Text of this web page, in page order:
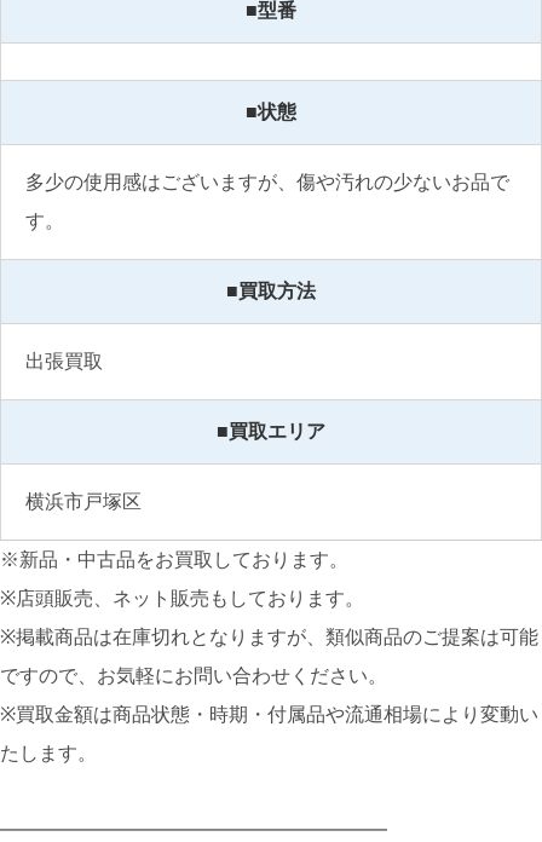
■型番
■状態
多少の使用感はございますが、傷や汚れの少ないお品で
す。
■買取方法
出張買取
■買取エリア
横浜市戸塚区
※新品・中古品をお買取しております。
※店頭販売、ネット販売もしております。
※掲載商品は在庫切れとなりますが、類似商品のご提案は可能
ですので、お気軽にお問い合わせください。
※買取金額は商品状態・時期・付属品や流通相場により変動い
たします。
━━━━━━━━━━━━━━━━━━━━